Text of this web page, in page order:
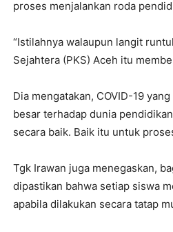
proses menjalankan roda
“Istilahnya walaupun langit
Sejahtera (PKS) Aceh itu
Dia mengatakan, COVID-19
besar terhadap dunia
secara baik. Baik itu untuk
Tgk Irawan juga menegaskan,
dipastikan bahwa setiap siswa
apabila dilakukan secara tatap